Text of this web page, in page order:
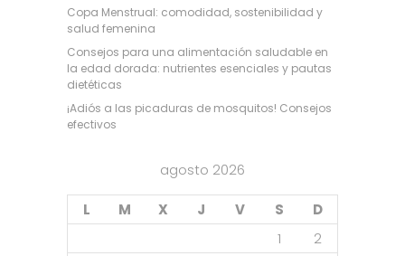
Copa Menstrual: comodidad, sostenibilidad y
salud femenina
Consejos para una alimentación saludable en
la edad dorada: nutrientes esenciales y pautas
dietéticas
¡Adiós a las picaduras de mosquitos! Consejos
efectivos
agosto 2026
L M X J V S
D
1
2